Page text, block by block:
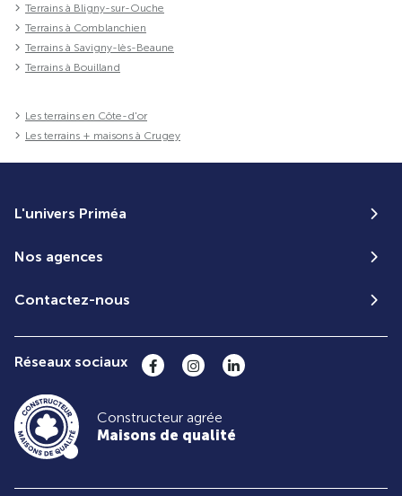
Terrains à Bligny-sur-Ouche
Terrains à Comblanchien
Terrains à Savigny-lès-Beaune
Terrains à Bouilland
Les terrains en Côte-d'or
Les terrains + maisons à Crugey
L'univers Priméa
Nos agences
Contactez-nous
Réseaux sociaux
Constructeur agrée
Maisons de qualité